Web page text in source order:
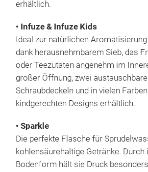
erhältlich.
• Infuze & Infuze Kids
Ideal zur natürlichen
dank herausnehmbarem Sieb, das
oder Teezutaten angenehm im
großer Öffnung, zwei
Schraubdeckeln und in vielen
kindgerechten Designs erhältlich.
• Sparkle
Die perfekte Flasche für
kohlensäurehaltige Getränke. Durch
Bodenform hält sie Druck